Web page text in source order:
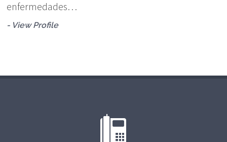
enfermedades…
- View Profile